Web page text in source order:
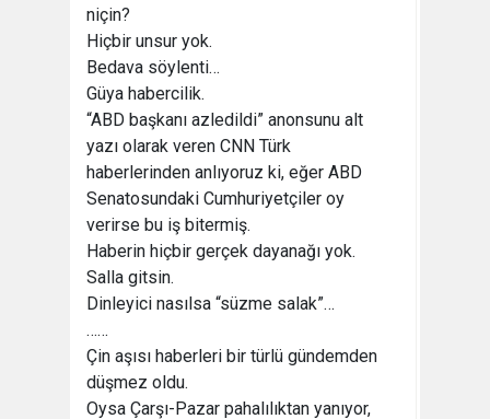
niçin?
Hiçbir unsur yok.
Bedava söylenti…
Güya habercilik.
“ABD başkanı azledildi” anonsunu alt
yazı olarak veren CNN Türk
haberlerinden anlıyoruz ki, eğer ABD
Senatosundaki Cumhuriyetçiler oy
verirse bu iş bitermiş.
Haberin hiçbir gerçek dayanağı yok.
Salla gitsin.
Dinleyici nasılsa “süzme salak”…
……
Çin aşısı haberleri bir türlü gündemden
düşmez oldu.
Oysa Çarşı-Pazar pahalılıktan yanıyor,